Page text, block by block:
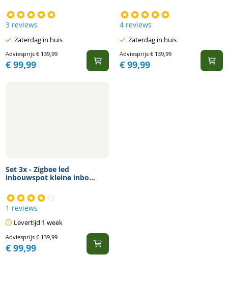
3 reviews
Zaterdag in huis
Adviesprijs €139,99
€99,99
4 reviews
Zaterdag in huis
Adviesprijs €139,99
€99,99
Set 3x - Zigbee led
inbouwspot kleine inbo...
1 reviews
Levertijd 1 week
Adviesprijs €139,99
€99,99